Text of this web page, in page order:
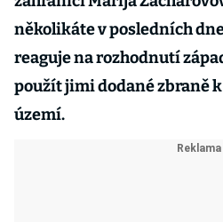
několikáte v posledních
reaguje na rozhodnutí
použít jimi dodané zbraně
území.